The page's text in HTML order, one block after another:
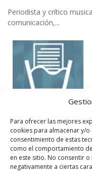
Para ofrecer las mejores
cookies para almacenar y/
consentimiento de estas
como el comportamiento
en este sitio. No consentir
negativamente a ciertas
Periodista y crítico
comunicación,...
DESIREE MARTÍN